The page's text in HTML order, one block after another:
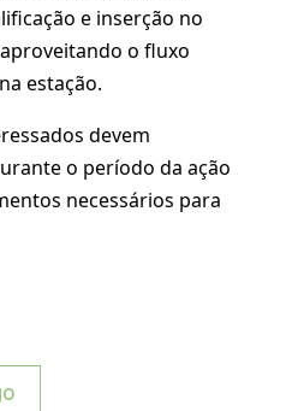
e inserção no
o fluxo
estação.
devem
o período da ação
necessários para